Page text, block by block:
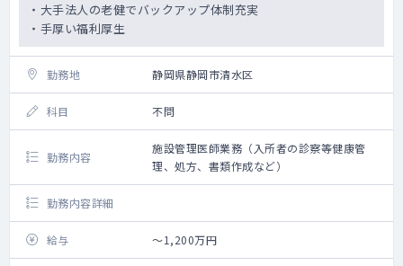
・大手法人の老健でバックアップ体制充実
・手厚い福利厚生
勤務地 静岡県静岡市清水区
科目 不問
勤務内容
施設管理医師業務（入所者の診察等健康管
理、処方、書類作成など）
勤務内容詳細
給与 ～1,200万円